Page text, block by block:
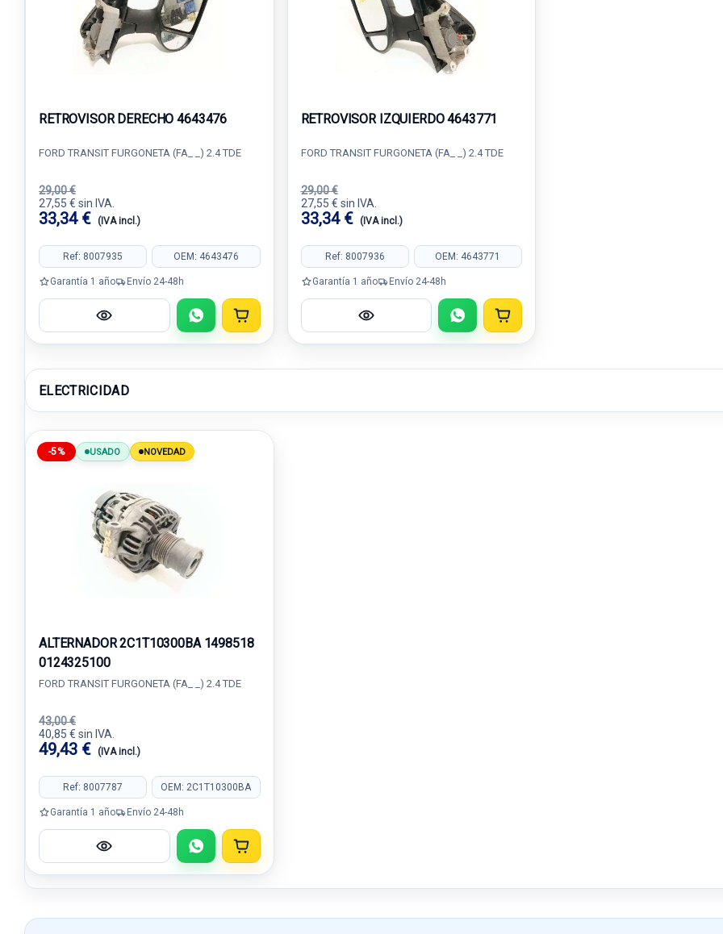
RETROVISOR DERECHO 4643476
FORD TRANSIT FURGONETA (FA_ _) 2.4 TDE
29,00 €
27,55 € sin IVA.
33,34 € (IVA incl.)
Ref: 8007935 OEM: 4643476
Garantía 1 año Envío 24-48h
RETROVISOR IZQUIERDO 4643771
FORD TRANSIT FURGONETA (FA_ _) 2.4 TDE
29,00 €
27,55 € sin IVA.
33,34 € (IVA incl.)
Ref: 8007936 OEM: 4643771
Garantía 1 año Envío 24-48h
ELECTRICIDAD
-5% USADO NOVEDAD
ALTERNADOR 2C1T10300BA 1498518
0124325100
FORD TRANSIT FURGONETA (FA_ _) 2.4 TDE
43,00 €
40,85 € sin IVA.
49,43 € (IVA incl.)
Ref: 8007787 OEM: 2C1T10300BA
Garantía 1 año Envío 24-48h